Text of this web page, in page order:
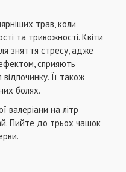
трав, коли
та тривожності. Квіти
зняття стресу, адже
сприяють
Її також
болях.
валеріани на літр
Пийте до трьох чашок